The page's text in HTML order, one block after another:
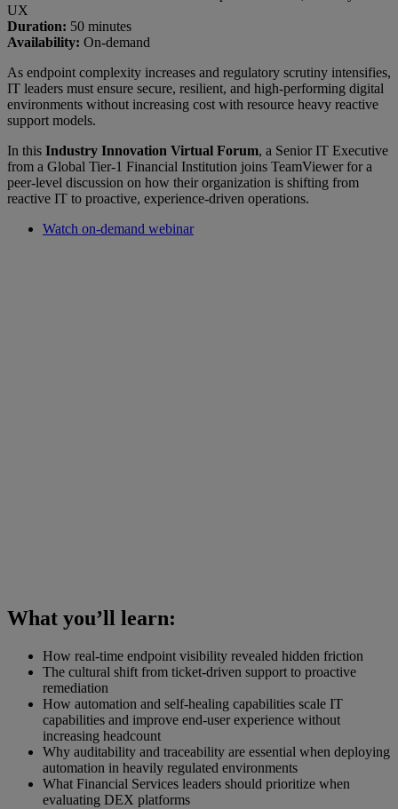
UX
Duration: 50 minutes
Availability: On-demand
As endpoint complexity increases and regulatory scrutiny intensifies,
IT leaders must ensure secure, resilient, and high-performing digital
environments without increasing cost with resource heavy reactive
support models.
In this Industry Innovation Virtual Forum, a Senior IT Executive
from a Global Tier-1 Financial Institution joins TeamViewer for a
peer-level discussion on how their organization is shifting from
reactive IT to proactive, experience-driven operations.
Watch on-demand webinar
What you’ll learn:
How real-time endpoint visibility revealed hidden friction
The cultural shift from ticket-driven support to proactive
remediation
How automation and self-healing capabilities scale IT
capabilities and improve end-user experience without
increasing headcount
Why auditability and traceability are essential when deploying
automation in heavily regulated environments
What Financial Services leaders should prioritize when
evaluating DEX platforms